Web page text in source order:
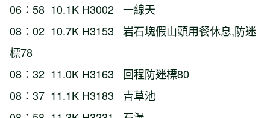
06：58 10.1K H3002 一線天
08：02 10.7K H3153 岩石塊假山頭用餐休息,防迷
標78
08：32 11.0K H3163 回程防迷標80
08：37 11.1K H3183 青草池